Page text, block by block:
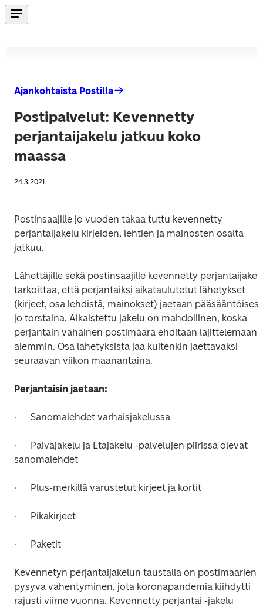
Ajankohtaista Postilla
Postipalvelut: Kevennetty
perjantaijakelu jatkuu koko
maassa
24.3.2021
Postinsaajille jo vuoden takaa tuttu kevennetty
perjantaijakelu kirjeiden, lehtien ja mainosten osalta
jatkuu.
Lähettäjille sekä postinsaajille kevennetty
tarkoittaa, että perjantaiksi aikataulutetut lähetykset
(kirjeet, osa lehdistä, mainokset) jaetaan
jo torstaina. Aikaistettu jakelu on mahdollinen, koska
perjantain vähäinen postimäärä ehditään lajittelemaan
aiemmin. Osa lähetyksistä jää kuitenkin jaettavaksi
seuraavan viikon maanantaina.
Perjantaisin jaetaan:
·      Sanomalehdet varhaisjakelussa
·      Päiväjakelu ja Etäjakelu -palvelujen piirissä olevat
sanomalehdet
·      Plus-merkillä varustetut kirjeet ja kortit
·      Pikakirjeet
·      Paketit
Kevennetyn perjantaijakelun taustalla on postimäärien
pysyvä vähentyminen, jota koronapandemia kiihdytti
rajusti viime vuonna. Kevennetty perjantai -jakelu